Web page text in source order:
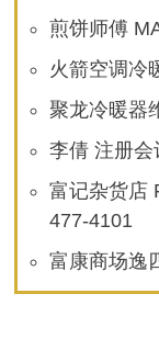
煎饼师傅
火箭空调冷
聚龙冷暖器
李倩 注册
富记杂货店
477-4101
富康商场逸